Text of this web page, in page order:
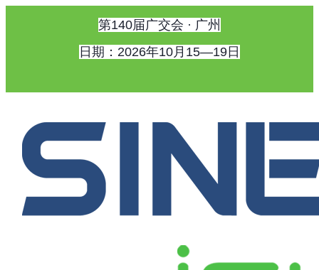
第140届广交会 · 广州
日期：2026年10月15—19日